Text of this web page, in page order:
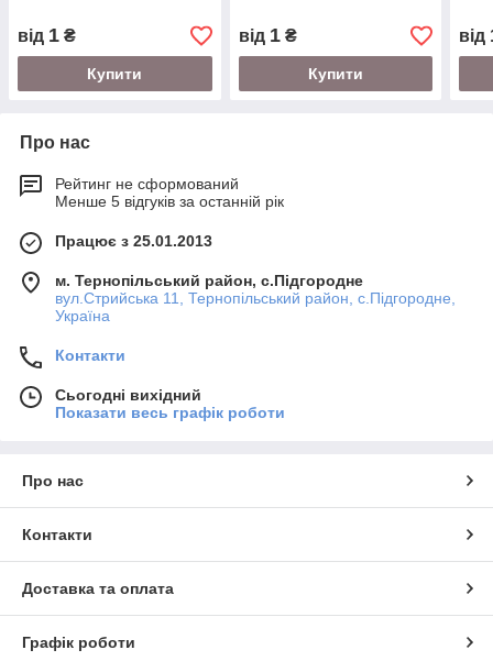
від 1 ₴
Купити
від 1₴
Купити
від
Про нас
Рейтинг не сформований
Менше 5 відгуків за останній рік
Працює з 25.01.2013
м. Тернопільський район, с.Підгородне
вул.Стрийська 11, Тернопільський район, с.Підгородне,
Україна
Контакти
Сьогодні вихідний
Показати весь графік роботи
Про нас
Контакти
Доставка та оплата
Графік роботи